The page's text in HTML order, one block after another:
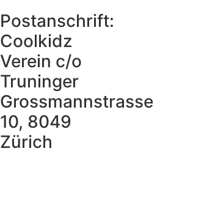
Postanschrift:
Coolkidz
Verein c/o
Truninger
Grossmannstrasse
10, 8049
Zürich